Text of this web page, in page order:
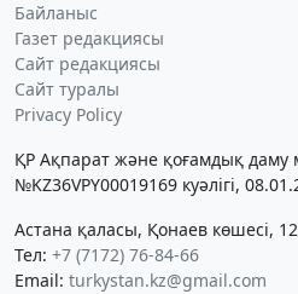
Байланыс
Газет редакциясы
Сайт редакциясы
Сайт туралы
Privacy Policy
ҚР Ақпарат және қоғамдық даму
№KZ36VPY00019169 куәлігі,
Астана қаласы, Қонаев көшесі,
Тел: +7 (7172) 76-84-66
Email: turkystan.kz@gmail.com